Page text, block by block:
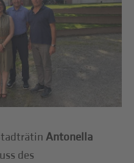
Antonella
des